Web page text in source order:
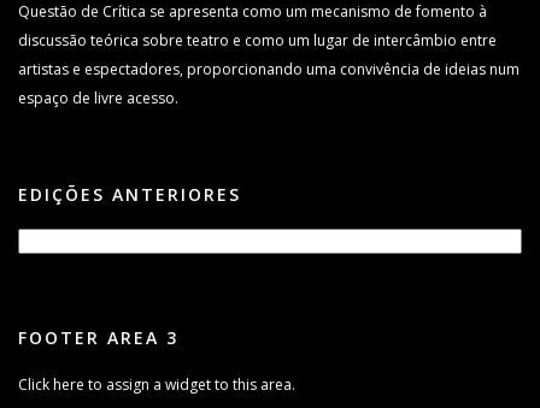
Questão de Crítica se apresenta como um mecanismo de fomento à
discussão teórica sobre teatro e como um lugar de intercâmbio entre
artistas e espectadores, proporcionando uma convivência de ideias num
espaço de livre acesso.
EDIÇÕES ANTERIORES
FOOTER AREA 3
Click here to assign a widget to this area.